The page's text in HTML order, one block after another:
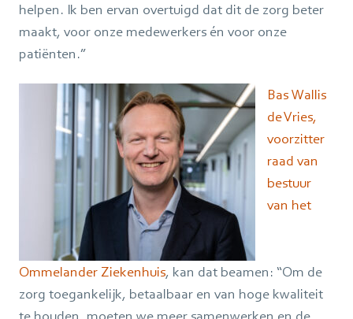
helpen. Ik ben ervan overtuigd dat dit de zorg beter
maakt, voor onze medewerkers én voor onze
patiënten.”
Bas Wallis
de Vries,
voorzitter
raad van
bestuur
van het
Ommelander Ziekenhuis, kan dat beamen: “Om de
zorg toegankelijk, betaalbaar en van hoge kwaliteit
te houden, moeten we meer samenwerken en de